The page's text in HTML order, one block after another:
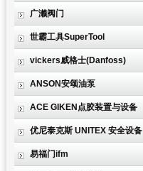
广濑阀门
世霸工具SuperTool
vickers威格士(Danfoss)
ANSON安颂油泵
ACE GIKEN点胶装置与设备
优尼泰克斯 UNITEX 安全设备
易福门ifm